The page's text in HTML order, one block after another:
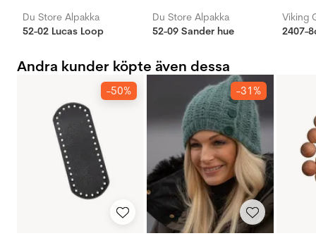
Du Store Alpakka
52-02 Lucas Loop
Du Store Alpakka
52-09 Sander hue
Viking
2407-
Andra kunder köpte även dessa
-50% -31%